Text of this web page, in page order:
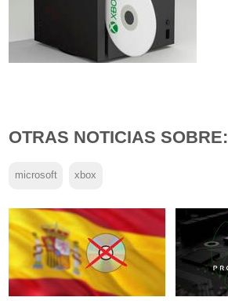
OTRAS NOTICIAS SOBRE:
microsoft xbox